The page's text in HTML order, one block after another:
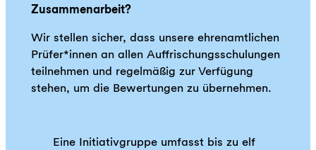
Zusammenarbeit?
Wir stellen sicher, dass unsere ehrenamtlichen
Prüfer*innen an allen Auffrischungsschulungen
teilnehmen und regelmäßig zur Verfügung
stehen, um die Bewertungen zu übernehmen.
Eine Initiativgruppe umfasst bis zu elf